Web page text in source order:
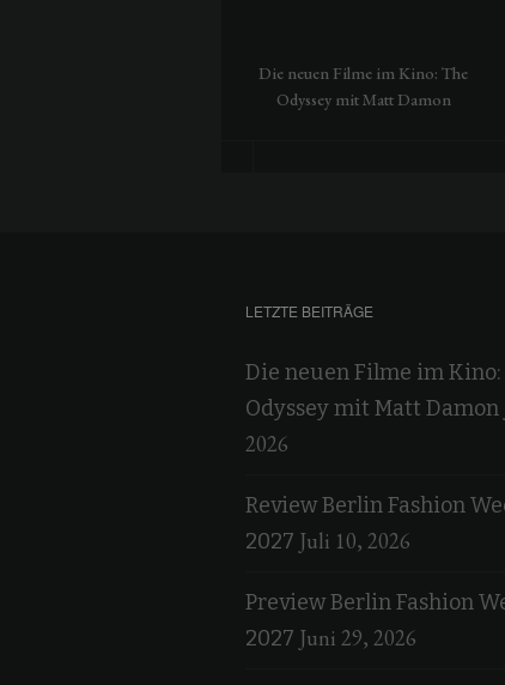
Die neuen Filme im Kino: The
Odyssey mit Matt Damon
LETZTE BEITRÄGE
Die neuen Filme im Kino:
Odyssey mit Matt Damon
2026
Review Berlin Fashion
2027 Juli 10, 2026
Preview Berlin Fashion
2027 Juni 29, 2026